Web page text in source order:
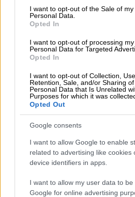
consent section.
I want to opt-out of the Sale of my
Personal Data.
Opted In
I want to opt-out of processing my
Personal Data for Targeted
Opted In
I want to opt-out of Collection, Use,
Retention, Sale, and/or Sharing
Personal Data that Is Unrelated
Purposes for which it was
Opted Out
Google consents
I want to allow Google to enable
related to advertising like cookies
device identifiers in apps.
I want to allow my user data to be
Google for online advertising
Ελλάδα|27.09.2024 09:26
Μητέρα στον Βόλο
8χρονη κόρη της, γιατί
σχολείο
Καταδικάστηκε για